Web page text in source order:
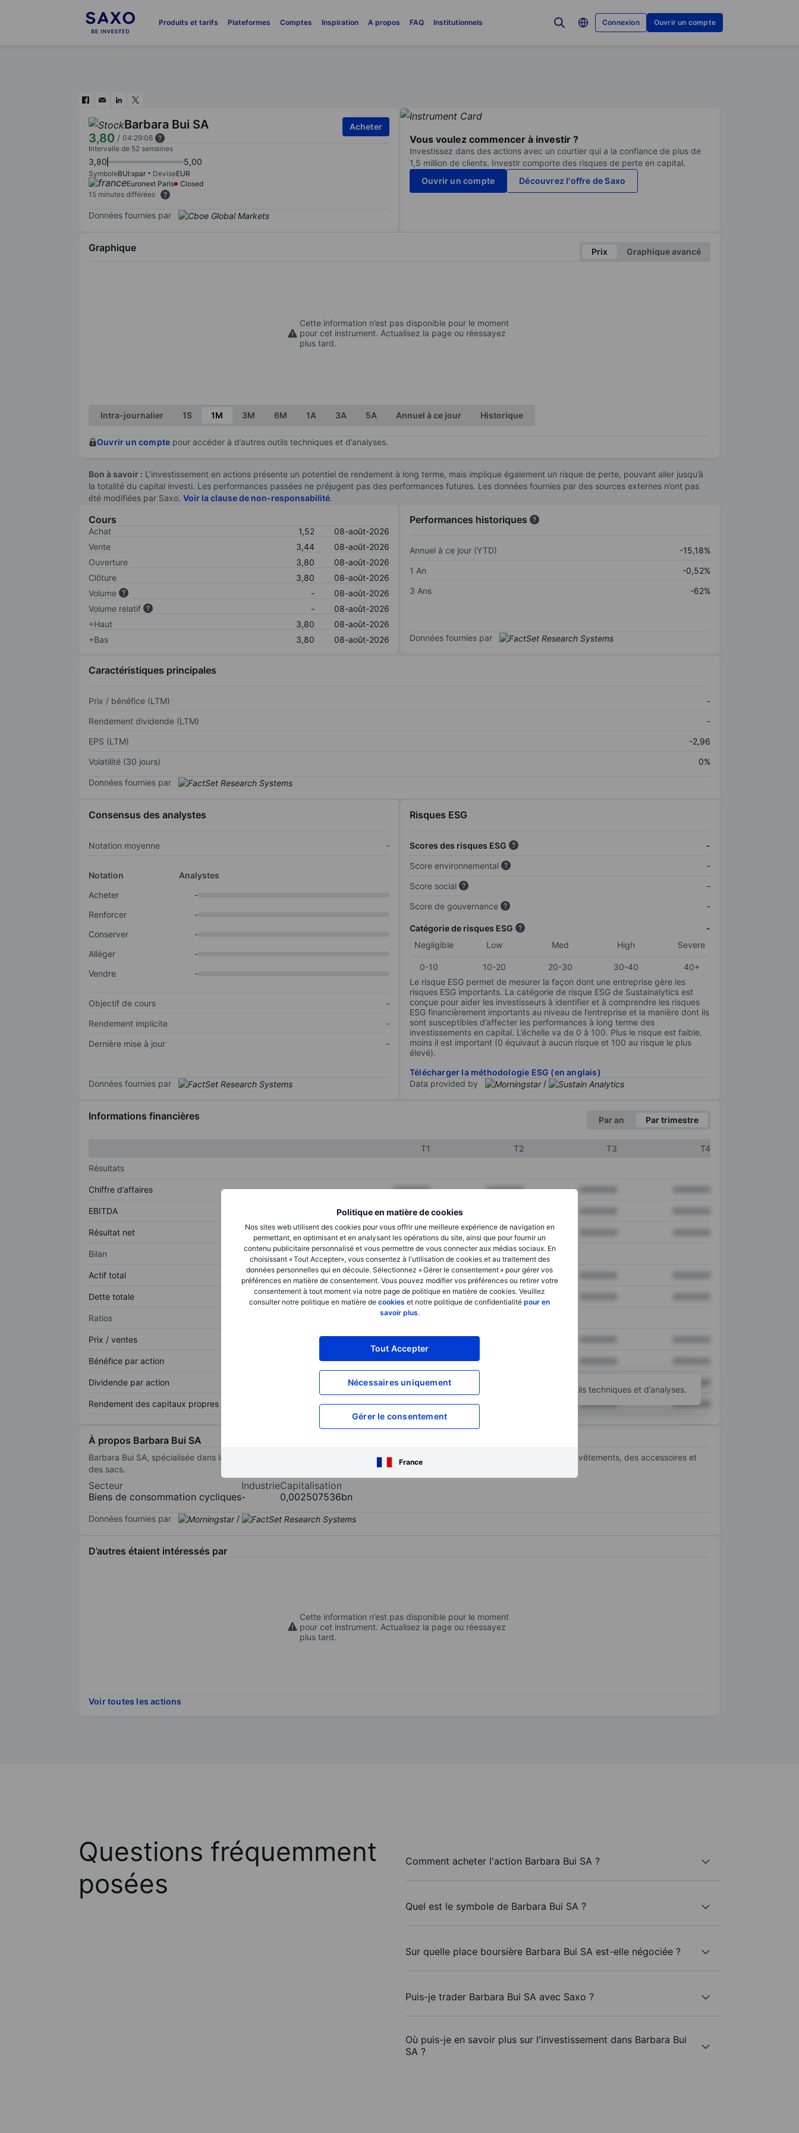
Produits et tarifs Plateformes Comptes Inspiration A propos FAQ Institutionnels Connexion Ouvrir un compte
Politique en matière de cookies
Nos sites web utilisent des cookies pour vous offrir une meilleure expérience de navigation en
permettant, en optimisant et en analysant les opérations du site, ainsi que pour fournir un
contenu publicitaire personnalisé et vous permettre de vous connecter aux médias sociaux. En
choisissant « Tout Accepter», vous consentez à l'utilisation de cookies et au traitement des
données personnelles qui en découle. Sélectionnez « Gérer le consentement » pour gérer vos
préférences en matière de consentement. Vous pouvez modifier vos préférences ou retirer votre
consentement à tout moment via notre page de politique en matière de cookies. Veuillez
consulter notre politique en matière de cookies et notre politique de confidentialité pour en
savoir plus.
Tout Accepter
Nécessaires uniquement
Gérer le consentement
France
Barbara Bui SA
3,80 / 04:29:06
Acheter
Intervalle de 52 semaines
3,80 5,00
SymboleBUI:xpar DeviseEUR
Euronext Paris
Closed
15 minutes différées
Données fournies par
Vous voulez commencer à investir ?
Investissez dans des actions avec un courtier qui a la confiance de plus de
1,5 million de clients. Investir comporte des risques de perte en capital.
Ouvrir un compte
Découvrez l'offre de Saxo
Graphique Prix Graphique avancé
Cette information n’est pas disponible pour le moment
pour cet instrument. Actualisez la page ou réessayez
plus tard.
Intra-journalier 1S 1M 3M 6M 1A 3A 5A Annuel à ce jour Historique
Ouvrir un compte pour accéder à d’autres outils techniques et d’analyses.
Bon à savoir : L’investissement en actions présente un potentiel de rendement à long terme, mais implique également un risque de perte, pouvant aller jusqu’à
la totalité du capital investi. Les performances passées ne préjugent pas des performances futures. Les données fournies par des sources externes n’ont pas
été modifiées par Saxo. Voir la clause de non-responsabilité.
Cours
Achat 1,52
08-août-2026
Vente
3,44
08-août-2026
Ouverture
3,80
08-août-2026
Clôture
3,80
08-août-2026
Volume
-
08-août-2026
Volume relatif
-
08-août-2026
+Haut
3,80
08-août-2026
+Bas
3,80 08-août-2026
Performances historiques
Annuel à ce jour (YTD)
-15,18%
1 An
-0,52%
3 Ans
-62%
Données fournies par
Caractéristiques principales
Prix / bénéfice (LTM)
-
Rendement dividende (LTM)
-
EPS (LTM)
-2,96
Volatilité (30 jours)
0%
Données fournies par
Consensus des analystes
Notation moyenne -
Notation
Analystes
Acheter
-
Renforcer
-
Conserver
-
Alléger
-
Vendre
-
Objectif de cours
-
Rendement implicite
-
Dernière mise à jour
-
Données fournies par
Risques ESG
Scores des risques ESG
-
Score environnemental
-
Score social
-
Score de gouvernance
-
Catégorie de risques ESG
-
Negligible
Low Med High Severe
0-10 10-20 20-30 30-40
40+
Le risque ESG permet de mesurer la façon dont une entreprise gère les
risques ESG importants. La catégorie de risque ESG de Sustainalytics est
conçue pour aider les investisseurs à identifier et à comprendre les risques
ESG financièrement importants au niveau de l’entreprise et la manière dont ils
sont susceptibles d’affecter les performances à long terme des
investissements en capital. L’échelle va de 0 à 100. Plus le risque est faible,
moins il est important (0 équivaut à aucun risque et 100 au risque le plus
élevé).
Télécharger la méthodologie ESG (en anglais)
Data provided by
/
Informations financières Par an Par trimestre
T1 T2 T3
T4
Résultats
Chiffre d’affaires XXXXXXX XXXXXXX
EBITDA XXXXXXX
Résultat net XXXXXXX XXXXXXX
Bilan
Actif total XXXXXXX XXXXXXX
Dette totale XXXXXXX XXXXXXX
Ratios
Prix / ventes XXXXXXX
Bénéfice par action XXXXXXX
Dividende par action XXXXXXX
Rendement des capitaux propres XXXXXXX XXXXXXX XXXXXXX
Ouvrir un compte pour accéder à d’autres outils techniques et d’analyses.
À propos Barbara Bui SA
Barbara Bui SA, spécialisée dans la fabrication de vêtements pour femmes. La gamme de produits comprend notamment des vêtements, des accessoires et
des sacs.
Secteur
Biens de consommation cycliques
Industrie
-
Capitalisation
0,002507536bn
Données fournies par /
D’autres étaient intéressés par
Cette information n’est pas disponible pour le moment
pour cet instrument. Actualisez la page ou réessayez
plus tard.
Voir toutes les actions
Questions fréquemment
posées
Comment acheter l'action Barbara Bui SA ?
Quel est le symbole de Barbara Bui SA ?
Sur quelle place boursière Barbara Bui SA est-elle négociée ?
Puis-je trader Barbara Bui SA avec Saxo ?
Où puis-je en savoir plus sur l'investissement dans Barbara Bui
SA ?